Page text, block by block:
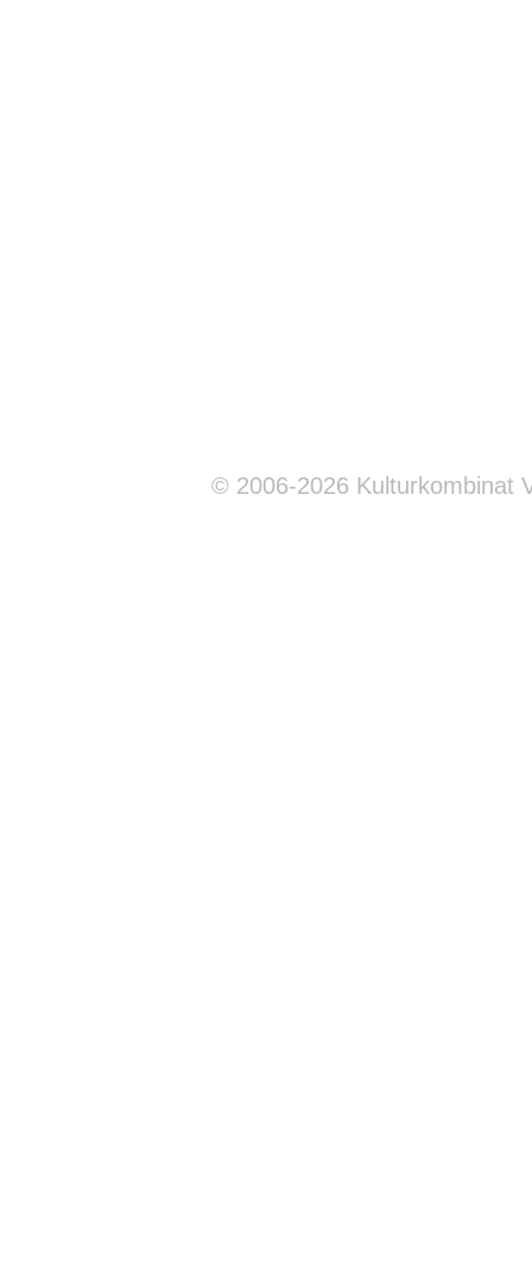
© 2006-2026